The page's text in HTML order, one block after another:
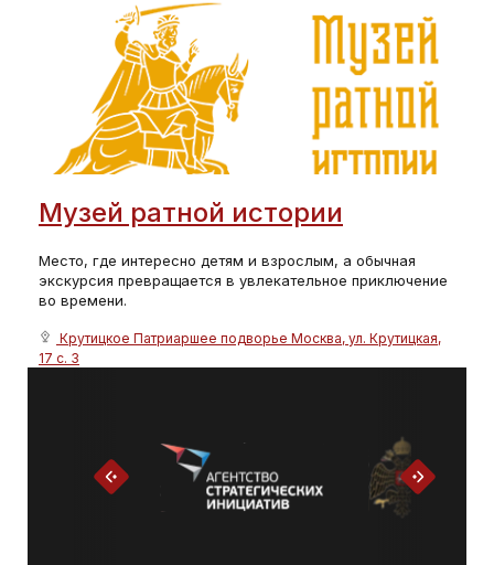
Музей ратной истории
Место, где интересно детям и взрослым, а обычная
экскурсия превращается в увлекательное приключение
во времени.
Крутицкое Патриаршее подворье Москва, ул. Крутицкая,
17 с. 3